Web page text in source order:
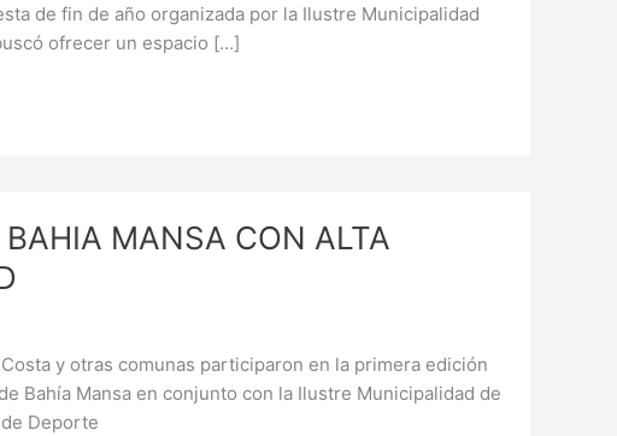
de fin de año organizada por la Ilustre Municipalidad
ofrecer un espacio […]
BAHIA MANSA CON ALTA
y otras comunas participaron en la primera edición
Bahía Mansa en conjunto con la Ilustre Municipalidad de
Deporte